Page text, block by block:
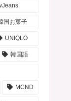
国お菓子
UNIQLO
韓国語
MCND